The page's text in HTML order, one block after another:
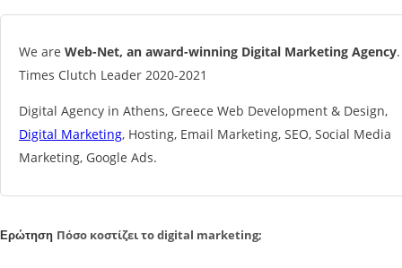
We are Web-Net, an award-winning Digital Marketing Agency
Times Clutch Leader 2020-2021
Digital Agency in Athens, Greece Web Development & Design,
Digital Marketing, Hosting, Email Marketing, SEO, Social Media
Marketing, Google Ads.
Ερώτηση Πόσο κοστίζει το digital marketing;